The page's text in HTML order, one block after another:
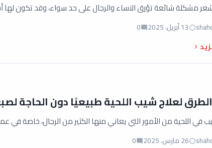
مشكلة شائعة تؤرق النساء والرجال على حد سواء، وقد تكون لها
13 أبريل، 2025 0
لعلاج شيب اللحية طبيعيًا دون الحاجة
في اللحية من الأمور التي يعاني منها الكثير من الرجال، خاصة في
26 مارس، 2025 0